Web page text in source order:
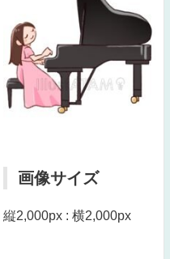
画像サイズ
縦2,000px : 横2,000px